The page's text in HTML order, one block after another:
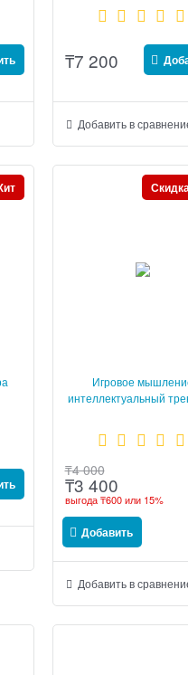
₸7 200
Добавить в
Игровое
интеллектуальный
₸4 000
₸3 400
выгода₸600или 15%
Добавить
Добавить в